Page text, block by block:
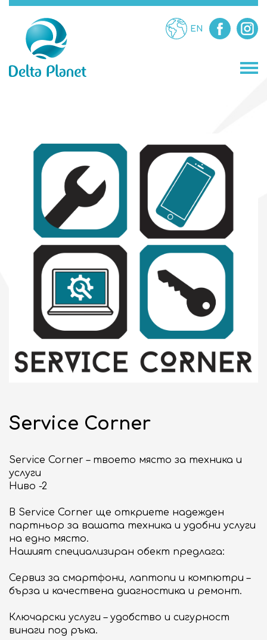
EN
Service Corner
Service Corner – твоето място за техника и
услуги
Ниво -2
В Service Corner ще откриете надежден
партньор за вашата техника и удобни услуги
на едно място.
Нашият специализиран обект предлага:
Сервиз за смартфони, лаптопи и компютри –
бърза и качествена диагностика и ремонт.
Ключарски услуги – удобство и сигурност
винаги под ръка.
ЗАВЕДЕНИЯ
ЗАБАВЛЕНИЯ
УСЛУГИ
ПРОМОЦИИ
СЪБИТИЯ
ENGLISH
бул. "Сливница" 185
ВИЖ НА КАРТАТА
ОБЩИ УСЛОВИЯ
Търговски площи под наем
ЗА DELTA PLANET MALL